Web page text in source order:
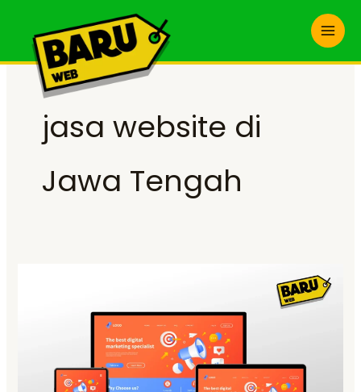
content
jasa website di
Jawa Tengah
Tengah: